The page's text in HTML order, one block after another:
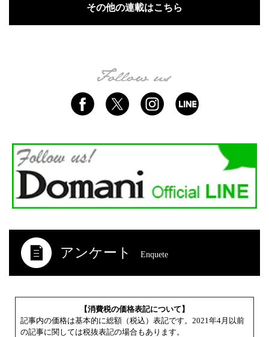
その他の連載はこちら
アンケート Enquete
【消費税の価格表記について】
記事内の価格は基本的に総額（税込）表記です。2021年4月以前
の記事に関しては税抜表記の場合もあります。